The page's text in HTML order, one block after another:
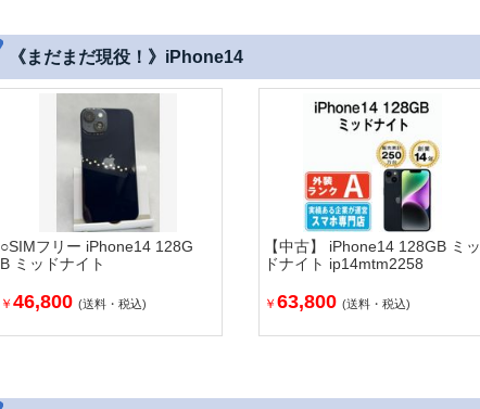
《まだまだ現役！》iPhone14
○SIMフリー iPhone14 128G
B ミッドナイト
￥ 46,800 (送料・税込)
【中古】 iPhone14 128GB ミッ
ドナイト ip14mtm2258
￥63,800(送料・税込)